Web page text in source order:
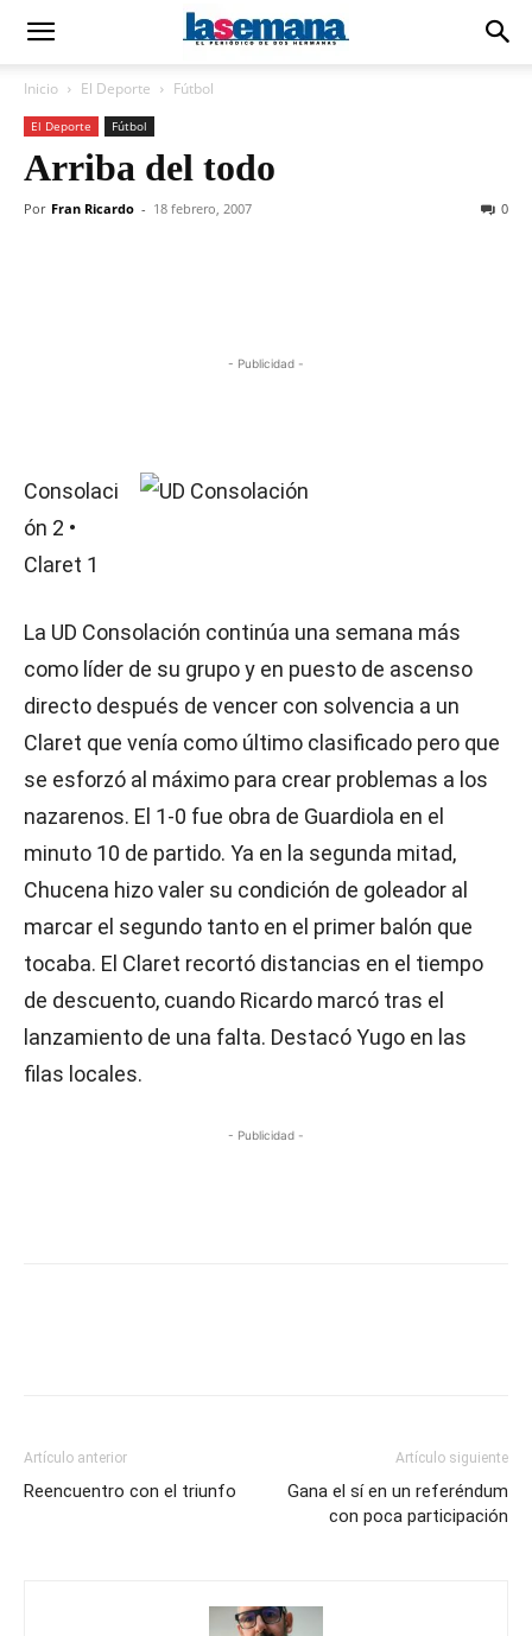
Inicio El Deporte Fútbol
El Deporte Fútbol
Arriba del todo
Por Fran Ricardo - 18 febrero, 2007 0
- Publicidad -
Consolaci
ón 2 •
Claret 1
La UD Consolación continúa una semana más
como líder de su grupo y en puesto de ascenso
directo después de vencer con solvencia a un
Claret que venía como último clasificado pero que
se esforzó al máximo para crear problemas a los
nazarenos. El 1-0 fue obra de Guardiola en el
minuto 10 de partido. Ya en la segunda mitad,
Chucena hizo valer su condición de goleador al
marcar el segundo tanto en el primer balón que
tocaba. El Claret recortó distancias en el tiempo
de descuento, cuando Ricardo marcó tras el
lanzamiento de una falta. Destacó Yugo en las
filas locales.
- Publicidad -
Artículo anterior
Reencuentro con el triunfo
Artículo siguiente
Gana el sí en un referéndum
con poca participación